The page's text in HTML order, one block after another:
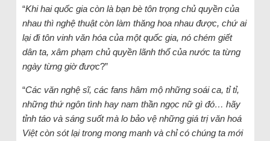
“Khi hai quốc gia còn là bạn bè tôn trọng chủ quyền của
nhau thì nghệ thuật còn làm thăng hoa nhau được, chứ ai
lại đi tôn vinh văn hóa của một quốc gia, nó chém giết
dân ta, xâm phạm chủ quyền lãnh thổ của nước ta từng
ngày từng giờ được?”
“Các văn nghệ sĩ, các fans hâm mộ những soái ca, tỉ tỉ,
những thứ ngôn tình hay nam thần ngọc nữ gì đó… hãy
tỉnh táo và sáng suốt mà lo bảo vệ những giá trị văn hoá
Việt còn sót lại trong mong manh và chỉ có chúng ta mới